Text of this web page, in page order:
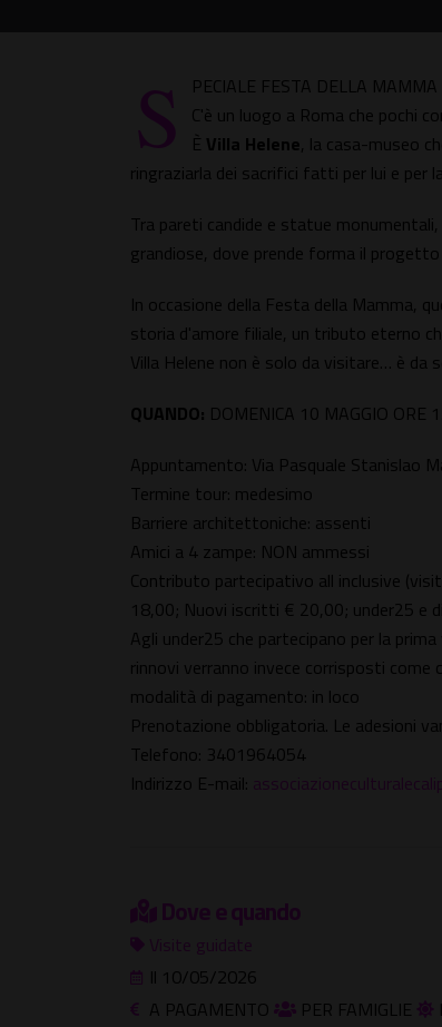
S
PECIALE FESTA DELLA
C'è un luogo a Roma che pochi
È Villa Helene, la casa-museo
ringraziarla dei sacrifici fatti per lui e
Tra pareti candide e statue
grandiose, dove prende forma il
In occasione della Festa della Mamma,
storia d'amore filiale, un tributo eterno
Villa Helene non è solo da visitare… è da
QUANDO: DOMENICA 10 MAGGIO ORE
Appuntamento: Via Pasquale Stanislao
Termine tour: medesimo
Barriere architettoniche: assenti
Amici a 4 zampe: NON ammessi
Contributo partecipativo all inclusive
18,00; Nuovi iscritti € 20,00; under25 e
Agli under25 che partecipano per la
rinnovi verranno invece corrisposti
modalità di pagamento: in loco
Prenotazione obbligatoria. Le adesioni
Telefono: 3401964054
Indirizzo E-mail:
Dove e quando
Visite guidate
Il 10/05/2026
A PAGAMENTO
PER FAMIGLIE